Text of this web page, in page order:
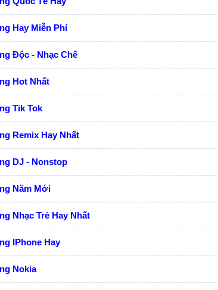
Hay Miễn Phí
Độc - Nhạc Chế
Hot Nhất
Tik Tok
Remix Hay Nhất
DJ - Nonstop
Năm Mới
Nhạc Trẻ Hay Nhất
IPhone Hay
Nokia